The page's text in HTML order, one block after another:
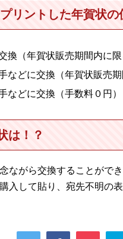
リントした年賀状の
（年賀状販売期間内に限
どに交換（年賀状販売期
どに交換（手数料０円）
は！？
ながら交換することがで
入して貼り、宛先不明の